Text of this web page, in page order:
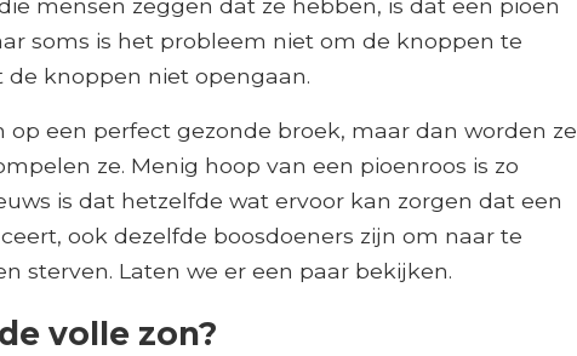
mensen zeggen dat ze hebben, is dat een pioen
soms is het probleem niet om de knoppen te
knoppen niet opengaan.
een perfect gezonde broek, maar dan worden ze
ze. Menig hoop van een pioenroos is zo
is dat hetzelfde wat ervoor kan zorgen dat een
ook dezelfde boosdoeners zijn om naar te
sterven. Laten we er een paar bekijken.
volle zon?